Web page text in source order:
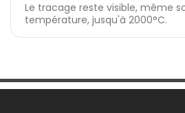
Le tracage reste visible, même
température, jusqu'à 2000°C.